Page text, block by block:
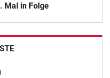
Mal in Folge